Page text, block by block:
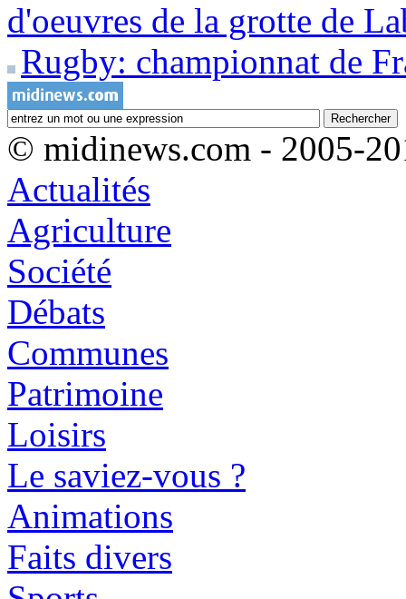
d'oeuvres de la grotte de
Rugby: championnat de
© midinews.com - 2005-
Actualités
Agriculture
Société
Débats
Communes
Patrimoine
Loisirs
Le saviez-vous ?
Animations
Faits divers